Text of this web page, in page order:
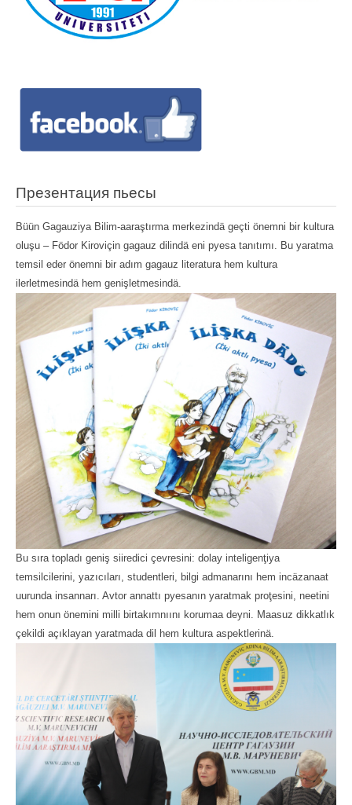
Презентация пьесы
Büün Gagauziya Bilim-aaraştırma merkezindä geçti önemni bir kultura
oluşu – Födor Kiroviçin gagauz dilindä eni pyesa tanıtımı. Bu yaratma
temsil eder önemni bir adım gagauz literatura hem kultura
ilerletmesindä hem genişletmesindä.
Bu sıra topladı geniş siiredici çevresini: dolay inteligenţiya
temsilcilerini, yazıcıları, studentleri, bilgi admanarını hem incäzanaat
uurunda insannarı. Avtor annattı pyesanın yaratmak proţesini, neetini
hem onun önemini milli birtakımnıını korumaa deyni. Maasuz dikkatlık
çekildi açıklayan yaratmada dil hem kultura aspektlerinä.